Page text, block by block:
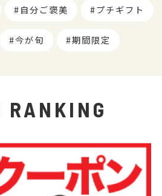
自分ご褒美 プチギフト
今が旬 期間限定
RANKING